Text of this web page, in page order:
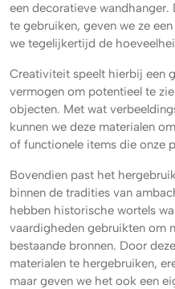
een decoratieve
te gebruiken, geven we ze
we tegelijkertijd de
Creativiteit speelt hierbij een
vermogen om potentieel te
objecten. Met wat
kunnen we deze materialen
of functionele items die onze
Bovendien past het
binnen de tradities van
hebben historische wortels
vaardigheden gebruikten om
bestaande bronnen. Door
materialen te hergebruiken,
maar geven we het ook een